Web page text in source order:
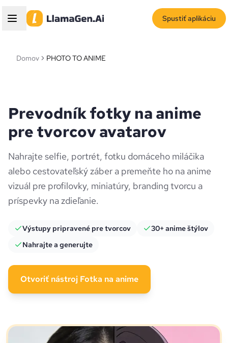
Spustiť aplikáciu
Domov PHOTO TO ANIME
Prevodník fotky na anime
pre tvorcov avatarov
Nahrajte selfie, portrét, fotku domáceho miláčika
alebo cestovateľský záber a premeňte ho na anime
vizuál pre profilovky, miniatúry, branding tvorcu a
príspevky na zdieľanie.
Výstupy pripravené pre tvorcov
30+ anime štýlov
Nahrajte a generujte
Otvoriť nástroj Fotka na anime